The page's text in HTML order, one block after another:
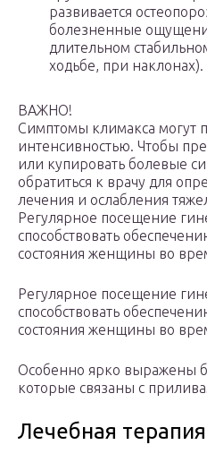
развивается
болезненные
длительном
ходьбе, при наклонах).
ВАЖНО!
Симптомы климакса могут
интенсивностью. Чтобы
или купировать болевые
обратиться к врачу для
лечения и ослабления
Регулярное посещение
способствовать
состояния женщины во
Регулярное посещение
способствовать
состояния женщины во
Особенно ярко выражены
которые связаны с
Лечебная терапия